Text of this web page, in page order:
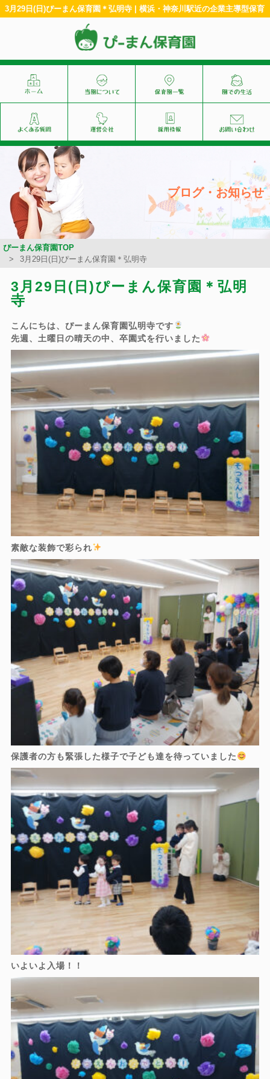
3月29日(日)ぴーまん保育園＊弘明寺 | 横浜・神奈川駅近の企業主導型保育
ブログ・お知らせ
ぴーまん保育園TOP
3月29日(日)ぴーまん保育園＊弘明寺
3月29日(日)ぴーまん保育園＊弘明
寺
こんにちは、ぴーまん保育園弘明寺です
先週、土曜日の晴天の中、卒園式を行いました
素敵な装飾で彩られ
保護者の方も緊張した様子で子ども達を待っていました
いよいよ入場！！